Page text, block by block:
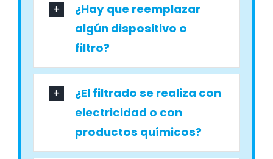
¿Hay que reemplazar
algún dispositivo o
filtro?
¿El filtrado se realiza con
electricidad o con
productos químicos?